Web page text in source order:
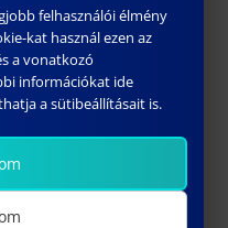
változó
a modern
elméleti
felhasználói élmény
kat használ ezen az
a vonatkozó
információkat ide
a sütibeállításait is.